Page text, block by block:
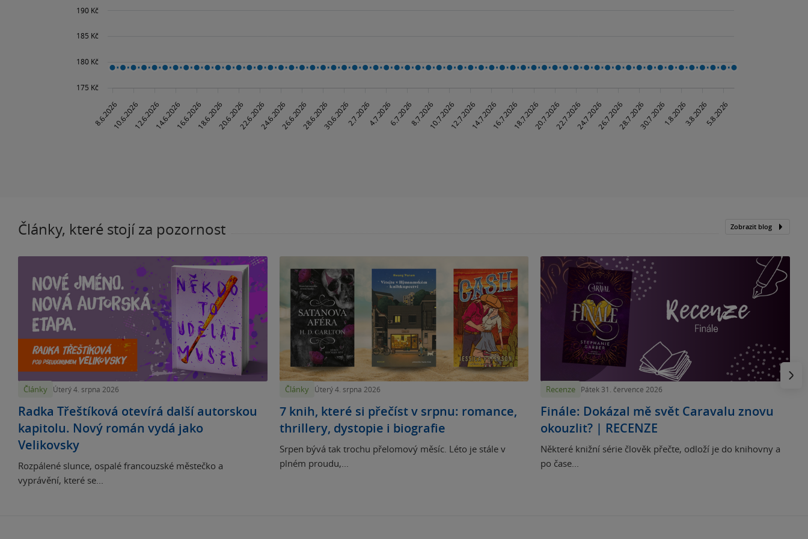
Články, které stojí za pozornost Zobrazit blog
Články Úterý 4. srpna 2026
Radka Třeštíková otevírá další autorskou
kapitolu. Nový román vydá jako
Velikovsky
Rozpálené slunce, ospalé francouzské městečko a
vyprávění, které se...
Články Úterý 4. srpna 2026
7 knih, které si přečíst v srpnu: romance,
thrillery, dystopie i biografie
Srpen bývá tak trochu přelomový měsíc. Léto je stále v
plném proudu,...
Recenze Pátek 31. července 2026
Finále: Dokázal mě svět Caravalu znovu
okouzlit? | RECENZE
Některé knižní série člověk přečte, odloží je do knihovny a
po čase...